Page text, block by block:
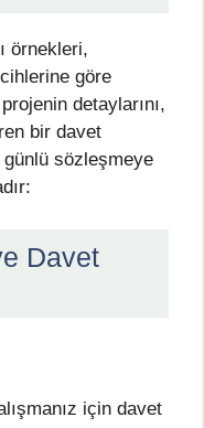
örnekleri,
göre
detaylarını,
bir davet
günlü sözleşmeye
Davet
için davet